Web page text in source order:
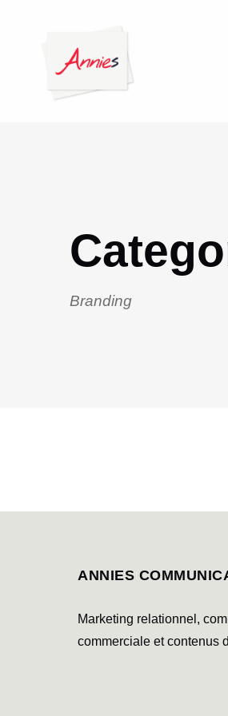
Branding
ANNIES
Marketing relationnel,
commerciale et contenus